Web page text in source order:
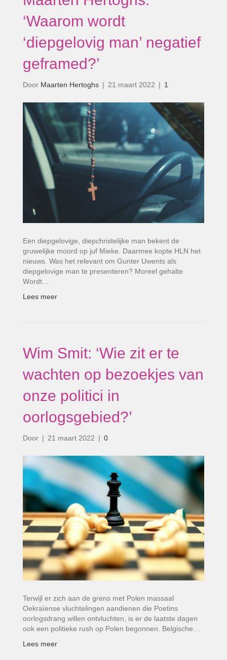
‘Waarom wordt
‘diepgelovig man’ negatief
geframed?’
Door Maarten Hertoghs | 21 maart 2022 | 1
Een diepgelovige, diepchristelijke man bekent de
gruwelijke moord op juf Mieke. Daarmee kopte HLN het
nieuws. Was het relevant om Gunter Uwents als
diepgelovige man te presenteren? Moreel gehalte
Wordt…
Lees meer
Wim Smit: ‘Wie zit er te
wachten op bezoekjes van
onze politici in
oorlogsgebied?’
Door | 21 maart 2022 | 0
Terwijl er zich aan de grens met Polen massaal
Oekraïense vluchtelingen aandienen die Poetins
oorlogsdrang willen ontvluchten, is er de laatste dagen
ook een politieke rush op Polen begonnen. Belgische…
Lees meer